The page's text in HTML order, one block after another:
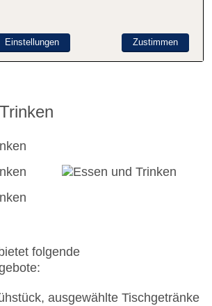
Parkplatz (nach
unbewacht: Barzahlung, pro Tag
klimatisierte
5 Sterne
Weitere Informationen
folgende
ausgewählte Tischgetränke
Zustimmen
Einstellungen